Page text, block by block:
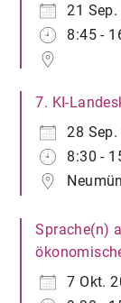
21
8:45 -
7. KI-
28
8:30 -
Sprache(n)
7 Okt.